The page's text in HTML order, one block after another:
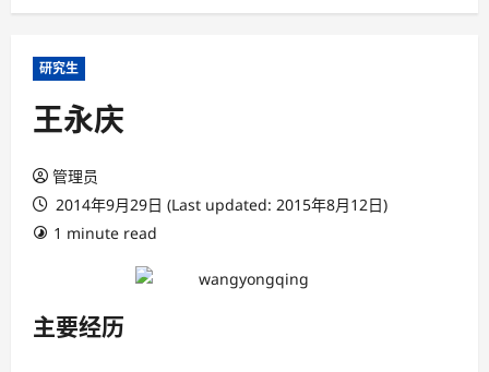
研究生
王永庆
管理员
2014年9月29日 (Last updated: 2015年8月12日)
1 minute read
主要经历